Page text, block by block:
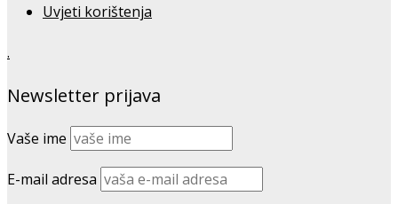
Uvjeti korištenja
.
Newsletter prijava
Vaše ime
E-mail adresa